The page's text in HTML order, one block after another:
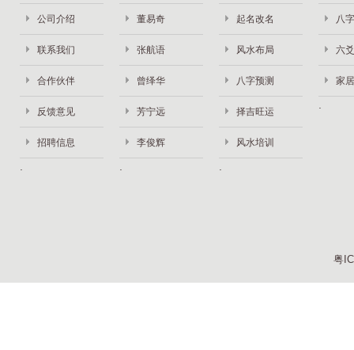
公司介绍
联系我们
合作伙伴
反馈意见
招聘信息
董易奇
张航语
曾绎华
芳宁远
李俊辉
起名改名
风水布局
八字预测
择吉旺运
风水培训
八
六
家
粤